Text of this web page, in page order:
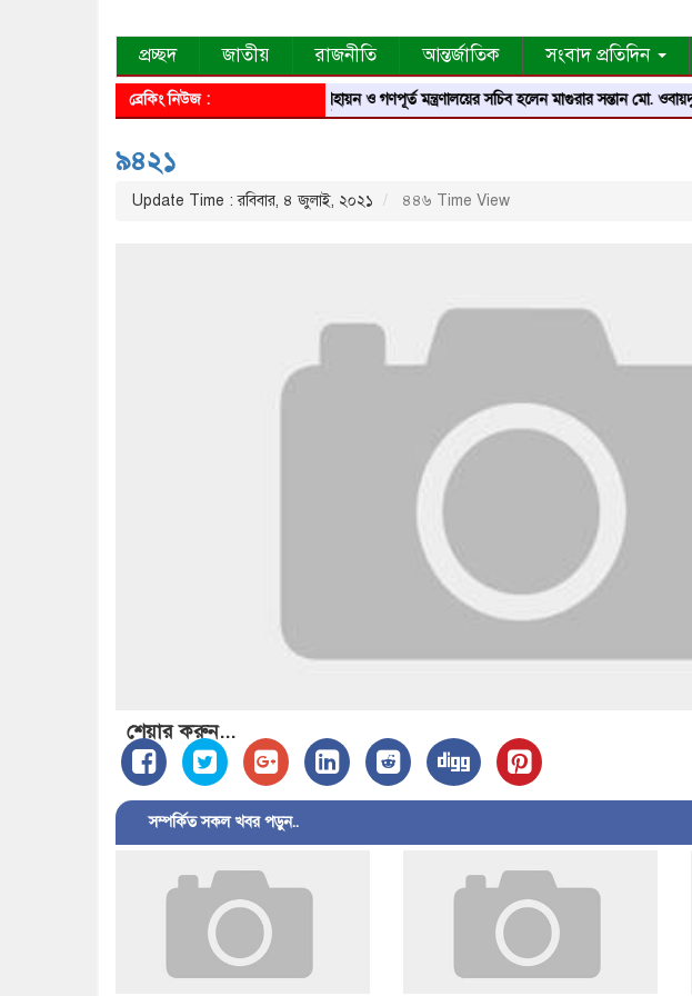
প্রচ্ছদ জাতীয় রাজনীতি আন্তর্জাতিক সংবাদ প্রতিদিন
ব্রেকিং নিউজ : গৃহায়ন ও গণপূর্ত মন্ত্রণালয়ের সচিব হলেন মাগুরার সন্তান মো. ওবায়দুর
৯৪২১
Update Time : রবিবার, ৪ জুলাই, ২০২১ ৪৪৬ Time View
শেয়ার করুন...
সম্পর্কিত সকল খবর পড়ুন..